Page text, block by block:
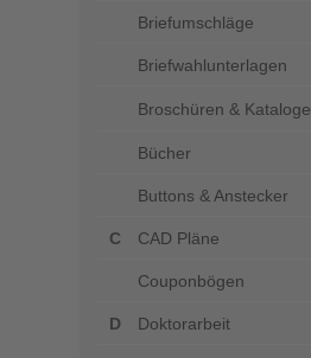
Briefumschläge
Briefwahlunterlagen
Broschüren & Kataloge
Bücher
Buttons & Anstecker
CAD Pläne
Couponbögen
Doktorarbeit